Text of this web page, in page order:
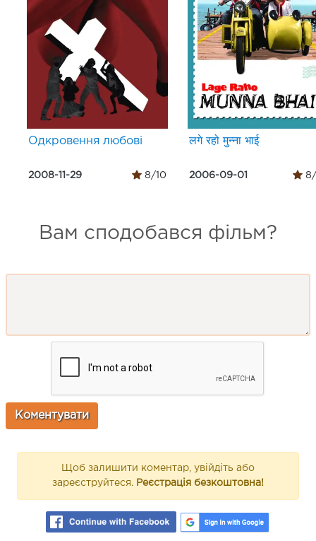
Одкровення любові
2008-11-29 8/10
लगे रहो मुन्ना भाई
2006-09-01 8/
Вам сподобався фільм?
Щоб залишити коментар, увійдіть або
зареєструйтеся. Реєстрація безкоштовна!